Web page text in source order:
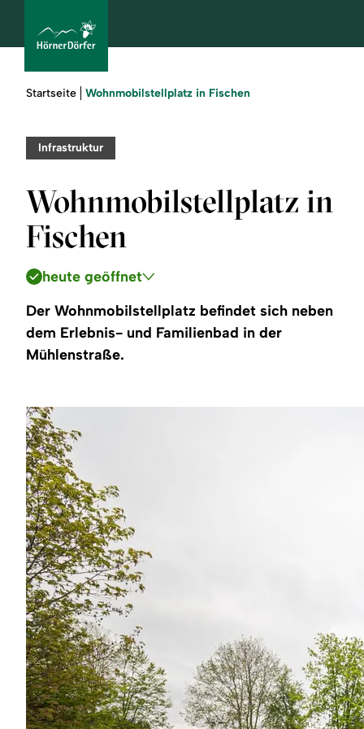
Urlaub
buchen
Sommer
Winter
Service
Sie
Startseite Wohnmobilstellplatz in Fischen
Infrastruktur
Wohnmobilstellplatz in
Fischen
heute geöffnet
Der Wohnmobilstellplatz befindet sich neben
dem Erlebnis- und Familienbad in der
Mühlenstraße.